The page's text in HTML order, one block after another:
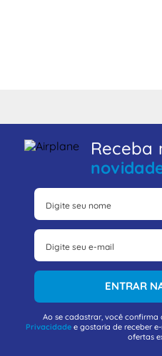
Receba
ENTRAR
Ao se cadastrar, você confirma
Privacidadee gostaria de receber
ofertas